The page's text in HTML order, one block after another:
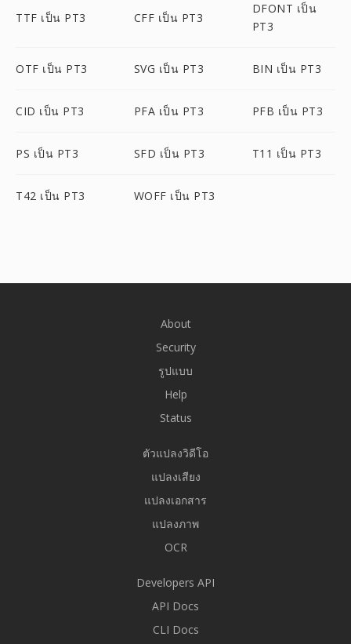
TTF เป็น PT3 CFF เป็น PT3
DFONT เป็น
PT3
OTF เป็น PT3 SVG เป็น PT3 BIN เป็น PT3
CID เป็น PT3 PFA เป็น PT3 PFB เป็น PT3
PS เป็น PT3 SFD เป็น PT3 T11 เป็น PT3
T42 เป็น PT3 WOFF เป็น PT3
About
Security
รูปแบบ
Help
Status
ตัวแปลงวิดีโอ
แปลงเสียง
แปลงเอกสาร
แปลงภาพ
OCR
Developers API
API Docs
CLI Docs